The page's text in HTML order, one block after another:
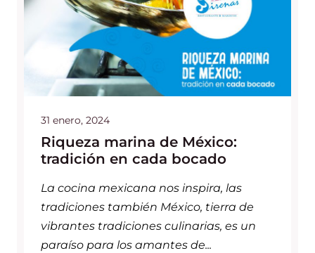
31 enero, 2024
Riqueza marina de México:
tradición en cada bocado
La cocina mexicana nos inspira, las
tradiciones también México, tierra de
vibrantes tradiciones culinarias, es un
paraíso para los amantes de...